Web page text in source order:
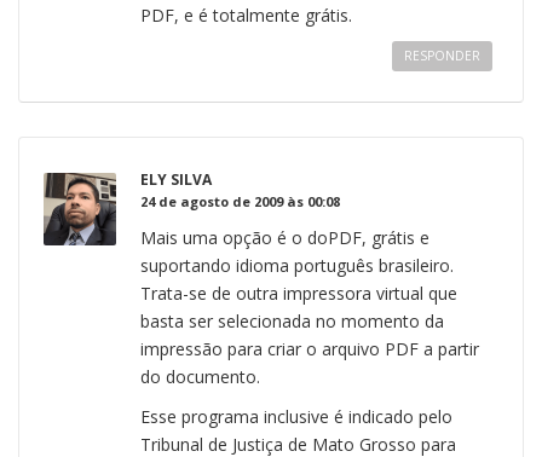
PDF, e é totalmente grátis.
RESPONDER
ELY SILVA
24 de agosto de 2009 às 00:08
Mais uma opção é o doPDF, grátis e
suportando idioma português brasileiro.
Trata-se de outra impressora virtual que
basta ser selecionada no momento da
impressão para criar o arquivo PDF a partir
do documento.
Esse programa inclusive é indicado pelo
Tribunal de Justiça de Mato Grosso para